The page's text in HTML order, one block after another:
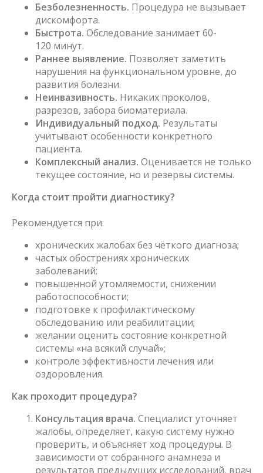
Безболезненность. Процедура не вызывает
дискомфорта.
Быстрота. Обследование занимает 60-
120 минут.
Раннее выявление. Позволяет заметить
нарушения на функциональном уровне, до
развития болезни.
Неинвазивность. Никаких проколов,
разрезов, забора биоматериала.
Индивидуальный подход. Результаты
учитывают особенности конкретного
пациента.
Комплексный анализ. Оценивается не только
текущее состояние, но и резервы системы.
Когда стоит пройти диагностику?
Рекомендуется при:
хронических жалобах без чёткого диагноза;
частых обострениях хронических
заболеваний;
повышенной утомляемости, снижении
работоспособности;
подготовке к профилактическому
обследованию или реабилитации;
желании оценить состояние конкретной
системы «на всякий случай»;
контроле эффективности лечения или
оздоровления.
Как проходит процедура?
Консультация врача. Специалист уточняет
жалобы, определяет, какую систему нужно
проверить, и объясняет ход процедуры. В
зависимости от собранного анамнеза и
результатов предыдущих исследований, врач